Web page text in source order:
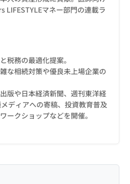
マネー部門の連載ラ
税務の最適化提案。
な相続対策や優良未上場企業の
版や日本経済新聞、週刊東洋経
ディアへの寄稿、投資教育普及
ークショップなどを開催。